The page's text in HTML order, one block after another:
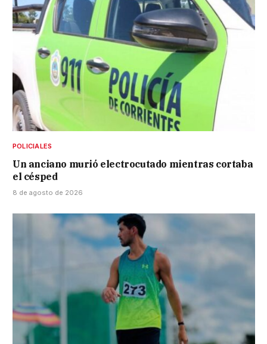
POLICIALES
Un anciano murió electrocutado mientras cortaba
el césped
8 de agosto de 2026